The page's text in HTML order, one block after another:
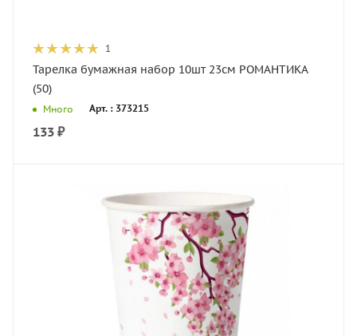
1
Тарелка бумажная набор 10шт 23см РОМАНТИКА
(50)
Много Арт. : 373215
133 ₽